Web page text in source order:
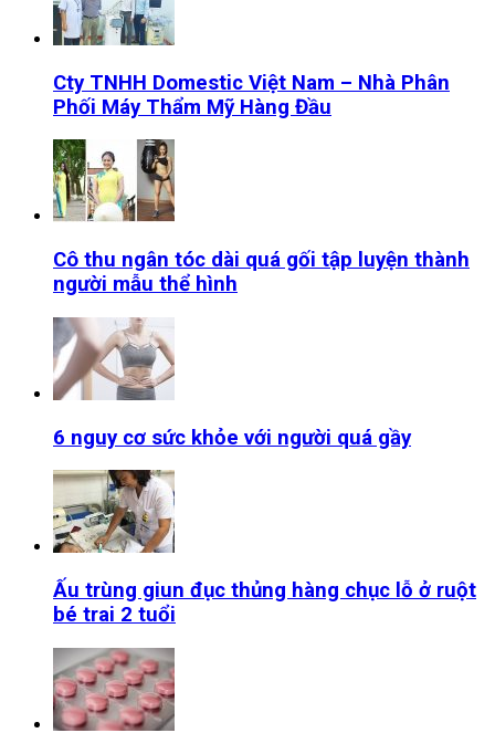
Cty TNHH Domestic Việt Nam – Nhà Phân
Phối Máy Thẩm Mỹ Hàng Đầu
Cô thu ngân tóc dài quá gối tập luyện thành
người mẫu thể hình
6 nguy cơ sức khỏe với người quá gầy
Ấu trùng giun đục thủng hàng chục lỗ ở ruột
bé trai 2 tuổi